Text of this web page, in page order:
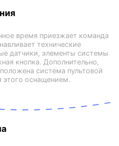
время приезжает команда
технические
датчики, элементы системы
кнопка. Дополнительно,
система пультовой
оснащением.